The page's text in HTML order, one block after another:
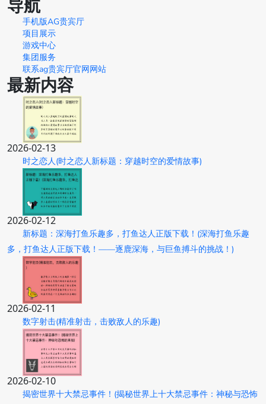
导航
手机版AG贵宾厅
项目展示
游戏中心
集团服务
联系ag贵宾厅官网网站
最新内容
2026-02-13
时之恋人(时之恋人新标题：穿越时空的爱情故事)
2026-02-12
新标题：深海打鱼乐趣多，打鱼达人正版下载！(深海打鱼乐趣
多，打鱼达人正版下载！——逐鹿深海，与巨鱼搏斗的挑战！)
2026-02-11
数字射击(精准射击，击败敌人的乐趣)
2026-02-10
揭密世界十大禁忌事件！(揭秘世界上十大禁忌事件：神秘与恐怖